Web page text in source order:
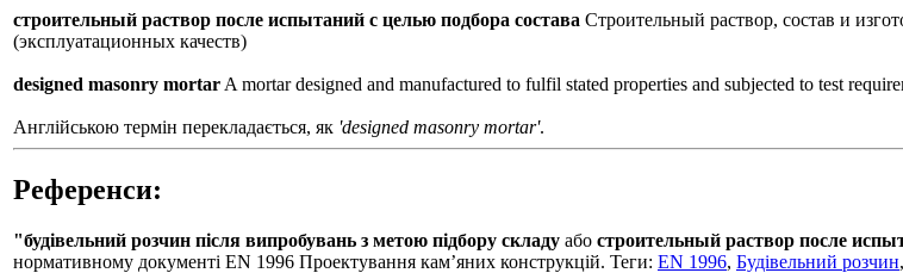
строительный раствор после испытаний с целью подбора состава Строительный раствор, состав и
(эксплуатационных качеств)
designed masonry mortar A mortar designed and manufactured to fulfil stated properties and subjected to test
Англійською термін перекладається, як 'designed masonry mortar'.
Референси:
"будівельний розчин після випробувань з метою підбору складу або строительный раствор после
нормативному документі EN 1996 Проектування кам’яних конструкцій. Теги: EN 1996, Будівельний розчин,